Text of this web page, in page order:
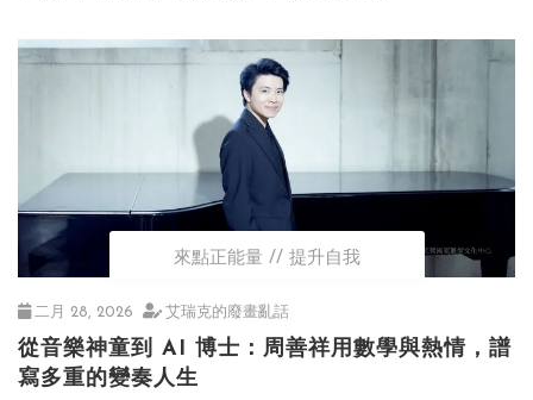
來點正能量 提升自我
二月 28, 2026 艾瑞克的廢畫亂話
從音樂神童到 AI 博士：周善祥用數學與熱情，譜
寫多重的變奏人生